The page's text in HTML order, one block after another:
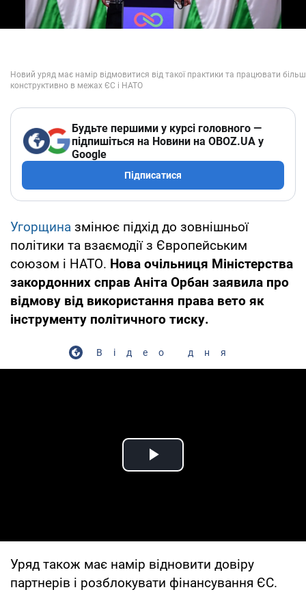
Будьте першими у курсі головного —
підпишіться на Новини на OBOZ.UA у
Google
Підписатися
Угорщина змінює підхід до зовнішньої
політики та взаємодії з Європейським
союзом і НАТО. Нова очільниця Міністерства
закордонних справ Аніта Орбан заявила про
відмову від використання права вето як
інструменту політичного тиску.
Відео дня
Play Video
Уряд також має намір відновити довіру
партнерів і розблокувати фінансування ЄС.